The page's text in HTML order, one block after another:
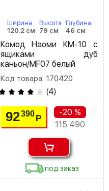
Ширина
120.2 см
Высота
79 см
Глубина
46 см
Комод Наоми КМ-10 с
ящиками дуб
каньон/MF07 белый
Код товара: 170420
(4)
92390 Р
-20 %
115 490
под заказ